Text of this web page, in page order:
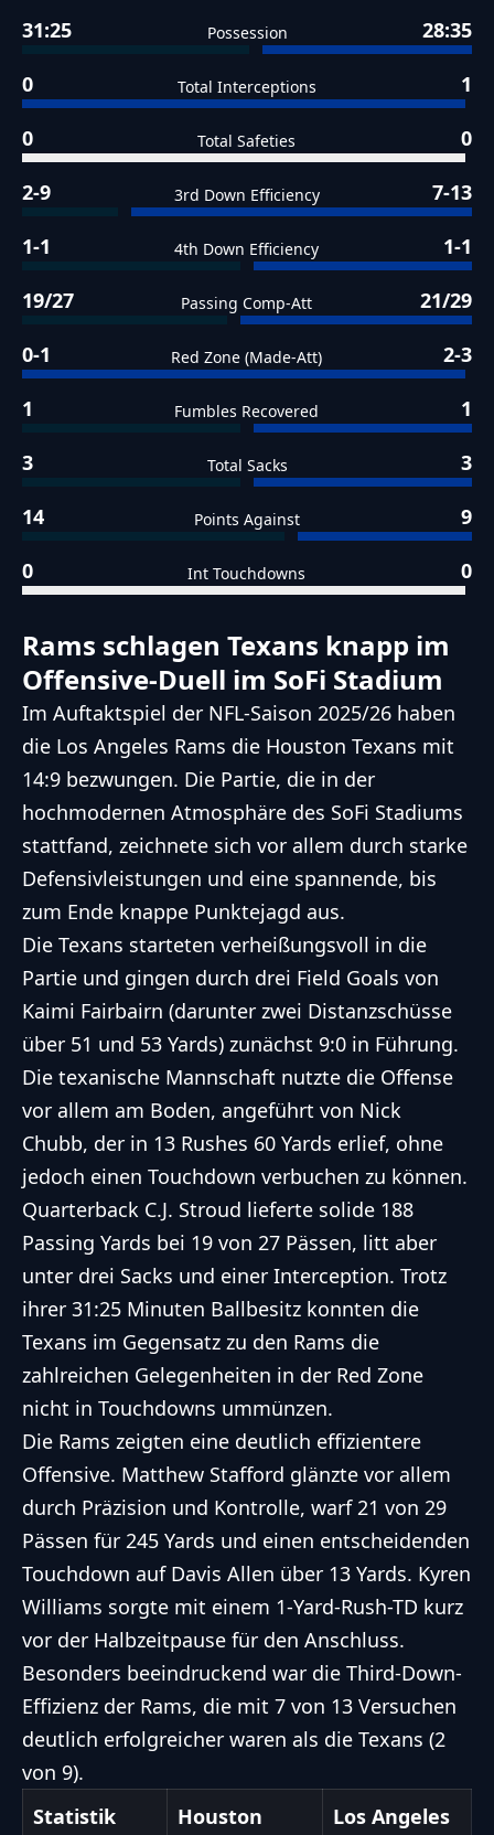
31:25 Possession 28:35
0 Total Interceptions 1
0 Total Safeties 0
2-9 3rd Down Efficiency 7-13
1-1 4th Down Efficiency 1-1
19/27 Passing Comp-Att 21/29
0-1 Red Zone (Made-Att) 2-3
1 Fumbles Recovered 1
3 Total Sacks 3
14 Points Against 9
0 Int Touchdowns 0
Rams schlagen Texans knapp im
Offensive-Duell im SoFi Stadium
Im Auftaktspiel der NFL-Saison 2025/26 haben
die Los Angeles Rams die Houston Texans mit
14:9 bezwungen. Die Partie, die in der
hochmodernen Atmosphäre des SoFi Stadiums
stattfand, zeichnete sich vor allem durch starke
Defensivleistungen und eine spannende, bis
zum Ende knappe Punktejagd aus.
Die Texans starteten verheißungsvoll in die
Partie und gingen durch drei Field Goals von
Kaimi Fairbairn (darunter zwei Distanzschüsse
über 51 und 53 Yards) zunächst 9:0 in Führung.
Die texanische Mannschaft nutzte die Offense
vor allem am Boden, angeführt von Nick
Chubb, der in 13 Rushes 60 Yards erlief, ohne
jedoch einen Touchdown verbuchen zu können.
Quarterback C.J. Stroud lieferte solide 188
Passing Yards bei 19 von 27 Pässen, litt aber
unter drei Sacks und einer Interception. Trotz
ihrer 31:25 Minuten Ballbesitz konnten die
Texans im Gegensatz zu den Rams die
zahlreichen Gelegenheiten in der Red Zone
nicht in Touchdowns ummünzen.
Die Rams zeigten eine deutlich effizientere
Offensive. Matthew Stafford glänzte vor allem
durch Präzision und Kontrolle, warf 21 von 29
Pässen für 245 Yards und einen entscheidenden
Touchdown auf Davis Allen über 13 Yards. Kyren
Williams sorgte mit einem 1-Yard-Rush-TD kurz
vor der Halbzeitpause für den Anschluss.
Besonders beeindruckend war die Third-Down-
Effizienz der Rams, die mit 7 von 13 Versuchen
deutlich erfolgreicher waren als die Texans (2
von 9).
Statistik
Houston
Los Angeles